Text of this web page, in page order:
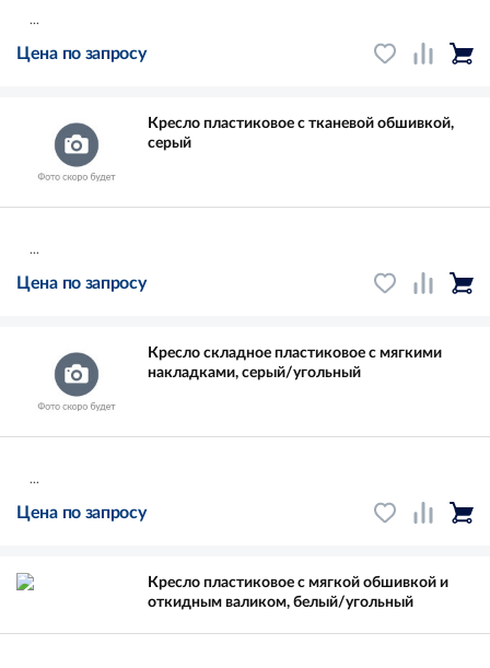
...
Цена по запросу
Кресло пластиковое с тканевой обшивкой,
серый
...
Цена по запросу
Кресло складное пластиковое с мягкими
накладками, серый/угольный
...
Цена по запросу
Кресло пластиковое с мягкой обшивкой и
откидным валиком, белый/угольный